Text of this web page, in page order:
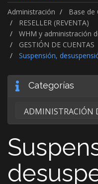
Administración
Base de
RESELLER (REVENTA)
WHM y administración
GESTIÓN DE CUENTAS
Suspensión,
Categorías